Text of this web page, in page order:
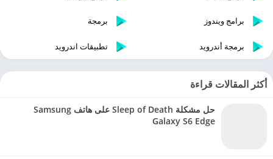
برامج ويندوز برمجة
برمجة أندرويد تطبيقات اندرويد
أكثر المقالات قراءة
حل مشكلة Sleep of Death على هاتف Samsung
Galaxy S6 Edge